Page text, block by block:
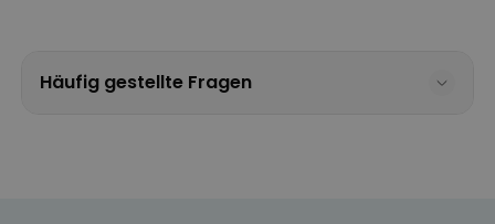
Häufig gestellte Fragen